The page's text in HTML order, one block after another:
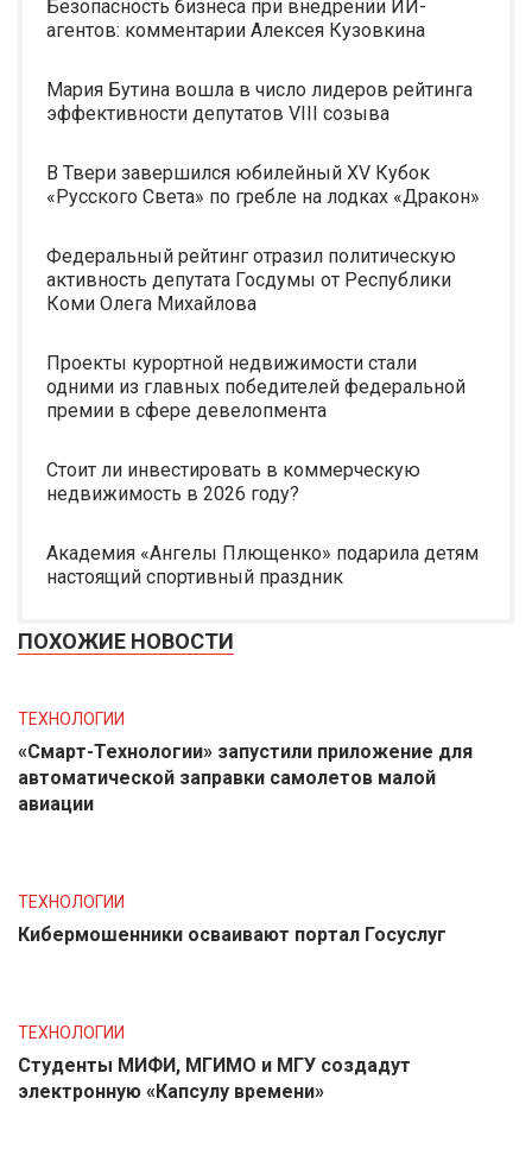
Безопасность бизнеса при внедрении ИИ-
агентов: комментарии Алексея Кузовкина
Мария Бутина вошла в число лидеров рейтинга
эффективности депутатов VIII созыва
В Твери завершился юбилейный XV Кубок
«Русского Света» по гребле на лодках «Дракон»
Федеральный рейтинг отразил политическую
активность депутата Госдумы от Республики
Коми Олега Михайлова
Проекты курортной недвижимости стали
одними из главных победителей федеральной
премии в сфере девелопмента
Стоит ли инвестировать в коммерческую
недвижимость в 2026 году?
Академия «Ангелы Плющенко» подарила детям
настоящий спортивный праздник
ПОХОЖИЕ НОВОСТИ
ТЕХНОЛОГИИ
«Смарт-Технологии» запустили приложение для
автоматической заправки самолетов малой
авиации
ТЕХНОЛОГИИ
Кибермошенники осваивают портал Госуслуг
ТЕХНОЛОГИИ
Студенты МИФИ, МГИМО и МГУ создадут
электронную «Капсулу времени»